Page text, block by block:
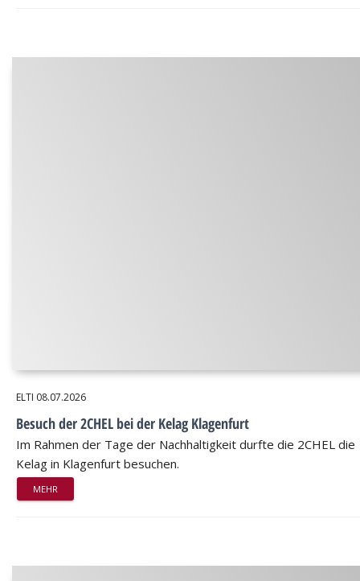
ELTI 08.07.2026
Besuch der 2CHEL bei der Kelag Klagenfurt
Im Rahmen der Tage der Nachhaltigkeit durfte die 2CHEL die
Kelag in Klagenfurt besuchen.
MEHR